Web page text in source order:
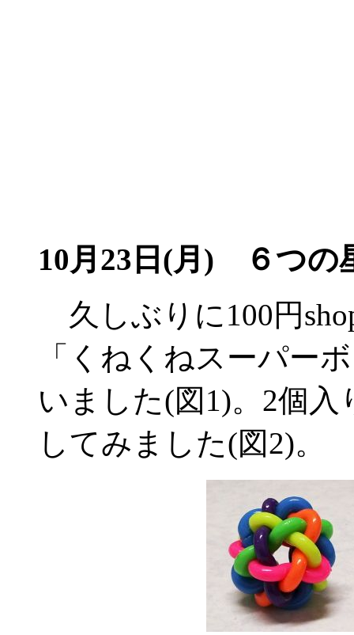
10月23日(月) ６つの
久しぶりに100円
「くねくねスーパー
いました(図1)。2個
してみました(図2)。